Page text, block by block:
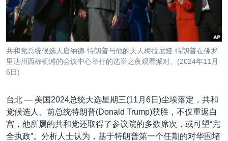
索
美洲
全球议题
劳工
环境
美中关系
美国建国250周年
埃博拉疫情
美国之音专访
重要讲话与声明
台海两岸关系
南中国海争端
关注西藏
中文广播
关注我们
其他语言网站
共和党总统候选人唐纳德·特朗普与他的夫人梅拉尼娅·特朗普在佛罗
里达州西棕榈滩的会议中心举行的选举之夜观看派对。(2024年11月
6日)
台北 — 美国2024总统大选星期三(11月6日)尘埃落定，共和
党候选人、前总统特朗普(Donald Trump)获胜，不仅重返白
宫，他所属的共和党还取得了参议院的多数席次，或可望“完
全执政”。分析人士认为，基于特朗普第一个任期的对华围堵